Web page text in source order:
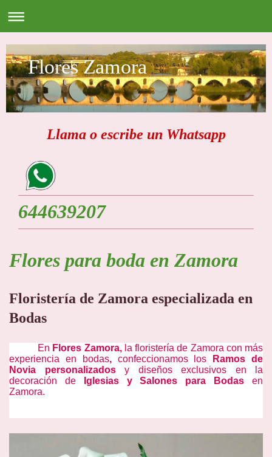
Flores Zamora
Llama o escribe un Whatsapp
644639207
Flores para boda en Zamora
Floristería de Zamora especializada en
Bodas
En Flores Zamora,la floristería de Zamora con más
experiencia en bodas,confeccionamos los
Ramos de
Novia
personalizadosy diseños exclusivos en la
decoración de
Iglesias y Salones para Bodas en
Zamora.